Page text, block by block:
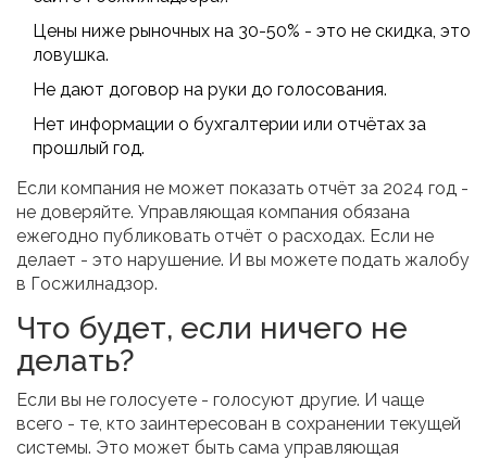
Цены ниже рыночных на 30-50% - это не скидка, это
ловушка.
Не дают договор на руки до голосования.
Нет информации о бухгалтерии или отчётах за
прошлый год.
Если компания не может показать отчёт за 2024 год -
не доверяйте. Управляющая компания обязана
ежегодно публиковать отчёт о расходах. Если не
делает - это нарушение. И вы можете подать жалобу
в Госжилнадзор.
Что будет, если ничего не
делать?
Если вы не голосуете - голосуют другие. И чаще
всего - те, кто заинтересован в сохранении текущей
системы. Это может быть сама управляющая